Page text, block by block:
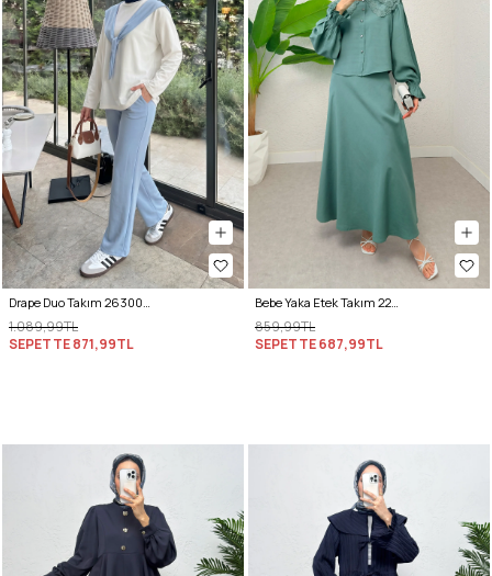
Drape Duo Takım 263006 - BEBE MAVİSİ
1.089,99TL
SEPETTE871,99TL
Bebe Yaka Etek Takım 2255 - MİNT YEŞİLİ
859,99TL
SEPETTE687,99TL